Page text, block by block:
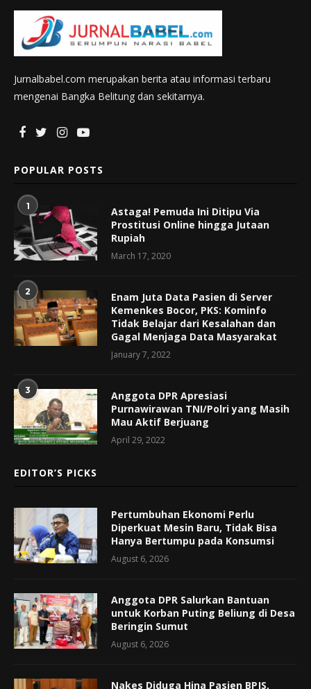
Jurnalbabel.com merupakan berita atau informasi terbaru
mengenai Bangka Belitung dan sekitarnya.
POPULAR POSTS
1
Astaga! Pemuda Ini Ditipu Via
Prostitusi Online hingga Jutaan
Rupiah
March 17, 2020
2
Enam Juta Data Pasien di Server
Kemenkes Bocor, PKS: Kominfo
Tidak Belajar dari Kesalahan dan
Gagal Menjaga Data Masyarakat
January 7, 2022
3
Anggota DPR Apresiasi
Purnawirawan TNI/Polri yang Masih
Mau Aktif Berjuang
April 29, 2022
EDITOR’S PICKS
Pertumbuhan Ekonomi Perlu
Diperkuat Mesin Baru, Tidak Bisa
Hanya Bertumpu pada Konsumsi
August 6, 2026
Anggota DPR Salurkan Bantuan
untuk Korban Puting Beliung di Desa
Beringin Sumut
August 6, 2026
Nakes Diduga Hina Pasien BPJS,